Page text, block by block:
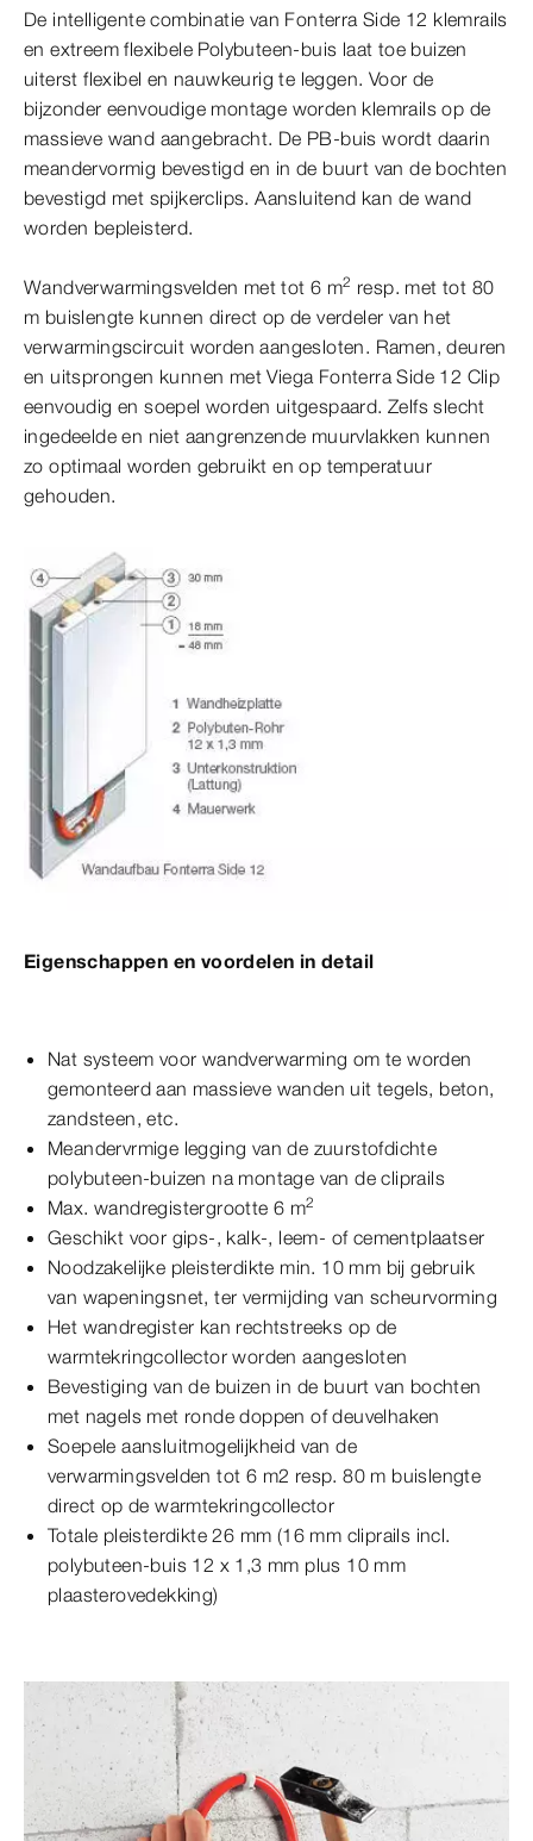
De intelligente combinatie van Fonterra Side 12 klemrails
en extreem flexibele Polybuteen-buis laat toe buizen
uiterst flexibel en nauwkeurig te leggen. Voor de
bijzonder eenvoudige montage worden klemrails op de
massieve wand aangebracht. De PB-buis wordt daarin
meandervormig bevestigd en in de buurt van de bochten
bevestigd met spijkerclips. Aansluitend kan de wand
worden bepleisterd.
Wandverwarmingsvelden met tot 6 m2 resp. met tot 80
m buislengte kunnen direct op de verdeler van het
verwarmingscircuit worden aangesloten. Ramen, deuren
en uitsprongen kunnen met Viega Fonterra Side 12 Clip
eenvoudig en soepel worden uitgespaard. Zelfs slecht
ingedeelde en niet aangrenzende muurvlakken kunnen
zo optimaal worden gebruikt en op temperatuur
gehouden.
Eigenschappen en voordelen in detail
Nat systeem voor wandverwarming om te worden
gemonteerd aan massieve wanden uit tegels, beton,
zandsteen, etc.
Meandervrmige legging van de zuurstofdichte
polybuteen-buizen na montage van de cliprails
Max. wandregistergrootte 6 m2
Geschikt voor gips-, kalk-, leem- of cementplaatser
Noodzakelijke pleisterdikte min. 10 mm bij gebruik
van wapeningsnet, ter vermijding van scheurvorming
Het wandregister kan rechtstreeks op de
warmtekringcollector worden aangesloten
Bevestiging van de buizen in de buurt van bochten
met nagels met ronde doppen of deuvelhaken
Soepele aansluitmogelijkheid van de
verwarmingsvelden tot 6 m2 resp. 80 m buislengte
direct op de warmtekringcollector
Totale pleisterdikte 26 mm (16 mm cliprails incl.
polybuteen-buis 12 x 1,3 mm plus 10 mm
plaasterovedekking)